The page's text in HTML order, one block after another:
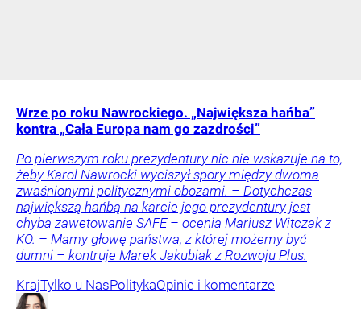
Wrze po roku Nawrockiego. „Największa hańba”
kontra „Cała Europa nam go zazdrości”
Po pierwszym roku prezydentury nic nie wskazuje na to,
żeby Karol Nawrocki wyciszył spory między dwoma
zwaśnionymi politycznymi obozami. – Dotychczas
największą hańbą na karcie jego prezydentury jest
chyba zawetowanie SAFE – ocenia Mariusz Witczak z
KO. – Mamy głowę państwa, z której możemy być
dumni – kontruje Marek Jakubiak z Rozwoju Plus.
KrajTylko u NasPolitykaOpinie i komentarze